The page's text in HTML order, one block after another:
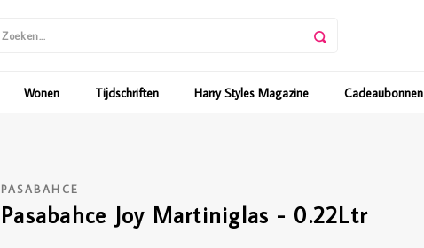
Wonen Tijdschriften Harry Styles Magazine Cadeaubonnen
PASABAHCE
Pasabahce Joy Martiniglas - 0.22Ltr